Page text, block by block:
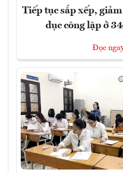
Tiếp tục sắp xếp,
dục công lập ở
Đọc